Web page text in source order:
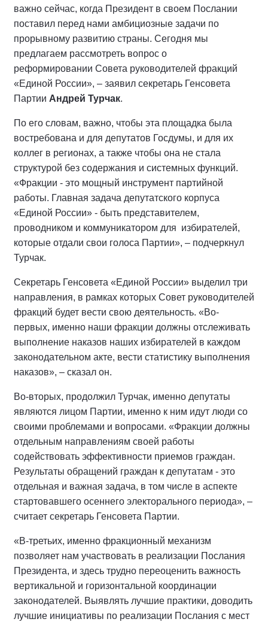
важно сейчас, когда Президент в своем Послании
поставил перед нами амбициозные задачи по
прорывному развитию страны. Сегодня мы
предлагаем рассмотреть вопрос о
реформировании Совета руководителей фракций
«Единой России», – заявил секретарь Генсовета
Партии Андрей Турчак.
По его словам, важно, чтобы эта площадка была
востребована и для депутатов Госдумы, и для их
коллег в регионах, а также чтобы она не стала
структурой без содержания и системных функций.
«Фракции - это мощный инструмент партийной
работы. Главная задача депутатского корпуса
«Единой России» - быть представителем,
проводником и коммуникатором для избирателей,
которые отдали свои голоса Партии», – подчеркнул
Турчак.
Секретарь Генсовета «Единой России» выделил три
направления, в рамках которых Совет руководителей
фракций будет вести свою деятельность. «Во-
первых, именно наши фракции должны отслеживать
выполнение наказов наших избирателей в каждом
законодательном акте, вести статистику выполнения
наказов», – сказал он.
Во-вторых, продолжил Турчак, именно депутаты
являются лицом Партии, именно к ним идут люди со
своими проблемами и вопросами. «Фракции должны
отдельным направлениям своей работы
содействовать эффективности приемов граждан.
Результаты обращений граждан к депутатам - это
отдельная и важная задача, в том числе в аспекте
стартовавшего осеннего электорального периода», –
считает секретарь Генсовета Партии.
«В-третьих, именно фракционный механизм
позволяет нам участвовать в реализации Послания
Президента, и здесь трудно переоценить важность
вертикальной и горизонтальной координации
законодателей. Выявлять лучшие практики, доводить
лучшие инициативы по реализации Послания с мест